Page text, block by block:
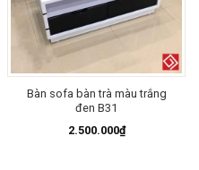
Bàn sofa bàn trà màu trắng
đen B31
2.500.000₫